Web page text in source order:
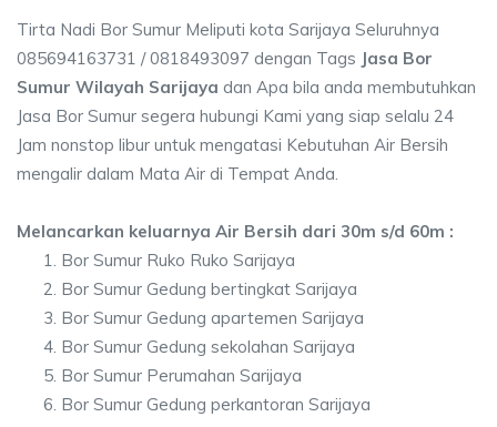
Tirta Nadi Bor Sumur Meliputi kota Sarijaya Seluruhnya
085694163731 / 0818493097 dengan Tags Jasa Bor
Sumur Wilayah Sarijaya dan Apa bila anda membutuhkan
Jasa Bor Sumur segera hubungi Kami yang siap selalu 24
Jam nonstop libur untuk mengatasi Kebutuhan Air Bersih
mengalir dalam Mata Air di Tempat Anda.
Melancarkan keluarnya Air Bersih dari 30m s/d 60m :
Bor Sumur Ruko Ruko Sarijaya
Bor Sumur Gedung bertingkat Sarijaya
Bor Sumur Gedung apartemen Sarijaya
Bor Sumur Gedung sekolahan Sarijaya
Bor Sumur Perumahan Sarijaya
Bor Sumur Gedung perkantoran Sarijaya